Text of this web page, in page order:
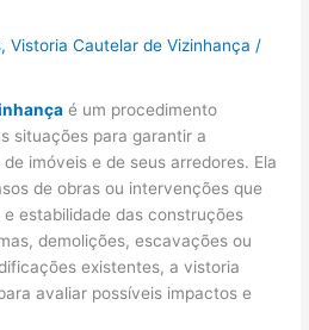
,Vistoria Cautelar de Vizinhança /
é um procedimento
situações para garantir a
imóveis e de seus arredores. Ela
de obras ou intervenções que
estabilidade das construções
demolições, escavações ou
existentes, a vistoria
avaliar possíveis impactos e